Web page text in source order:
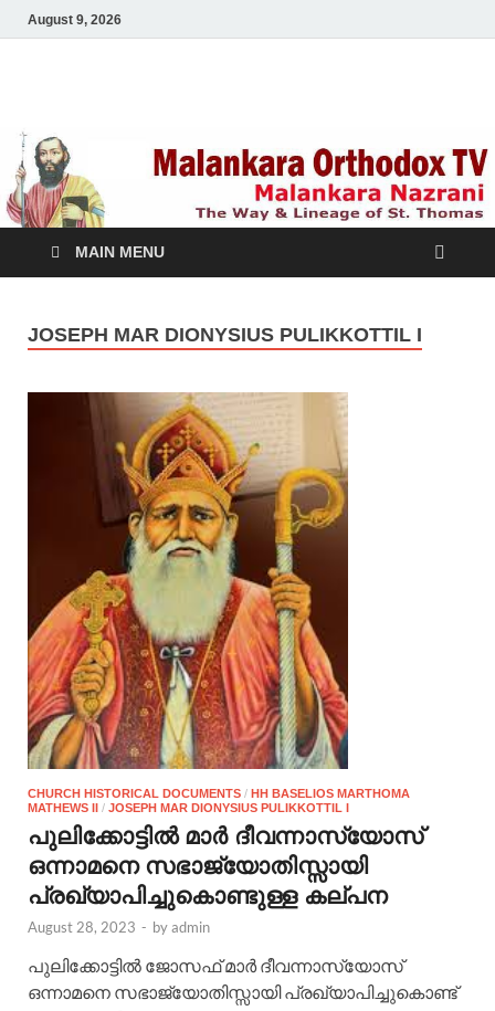
August 9, 2026
TV
MAIN MENU
JOSEPH MAR DIONYSIUS PULIKKOTTIL I
CHURCH HISTORICAL DOCUMENTS / HH BASELIOS MARTHOMA
MATHEWS II / JOSEPH MAR DIONYSIUS PULIKKOTTIL I
പുലിക്കോട്ടില്‍ മാര്‍ ദീവന്നാസ്യോസ്
ഒന്നാമനെ സഭാജ്യോതിസ്സായി
പ്രഖ്യാപിച്ചുകൊണ്ടുള്ള കല്പന
August 28, 2023 - byadmin
പുലിക്കോട്ടില്‍ ജോസഫ് മാര്‍ ദീവന്നാസ്യോസ്
ഒന്നാമനെ സഭാജ്യോതിസ്സായി പ്രഖ്യാപിച്ചുകൊണ്ട്